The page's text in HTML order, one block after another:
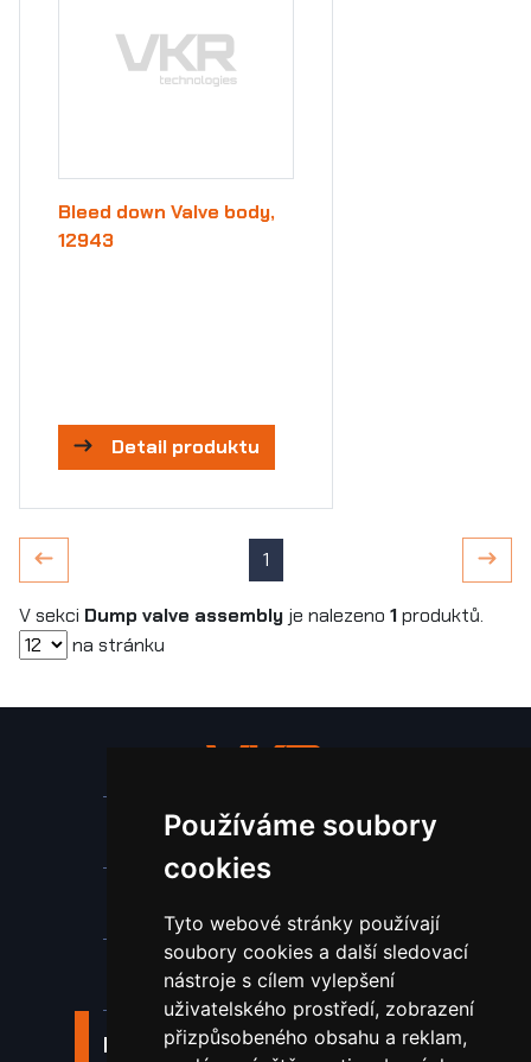
Používáme soubory
cookies
Tyto webové stránky používají
soubory cookies a další sledovací
nástroje s cílem vylepšení
uživatelského prostředí, zobrazení
přizpůsobeného obsahu a reklam,
Bleed down Valve body,
12943
Detail produktu
1
V sekci Dump valve assembly je nalezeno 1produktů.
na stránku
Stroje a zařízení
Spotřební materiál a nástroje
Náhradní díly pro vodní paprsek